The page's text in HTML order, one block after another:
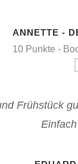
ANNETTE -
10 Punkte -
Frühstück